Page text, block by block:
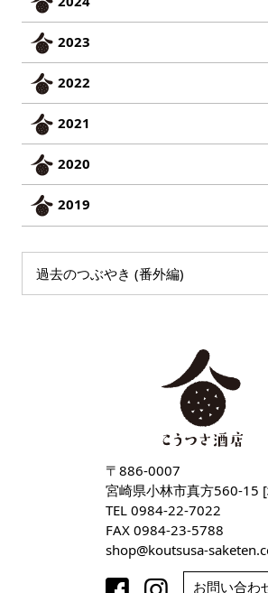
2023
2022
2021
2020
2019
過去のつぶやき (番外編)
〒886-0007
宮崎県小林市真方560-15 [
TEL 0984-22-7022
FAX 0984-23-5788
shop
koutsusa-saketen
お問い合わ